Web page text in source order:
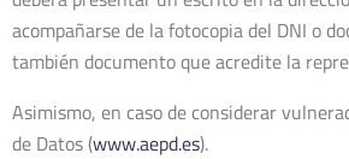
acompañarse de la fotocopia del DNI o
también documento que acredite la
Asimismo, en caso de considerar
de Datos (www.aepd.es).